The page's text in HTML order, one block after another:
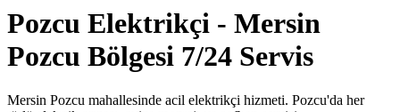
Pozcu Elektrikçi - Mersin
Pozcu Bölgesi 7/24 Servis
Mersin Pozcu mahallesinde acil elektrikçi hizmeti. Pozcu'da her